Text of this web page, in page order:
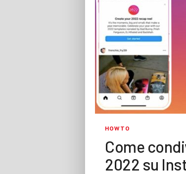
HOWTO
Come
2022 su